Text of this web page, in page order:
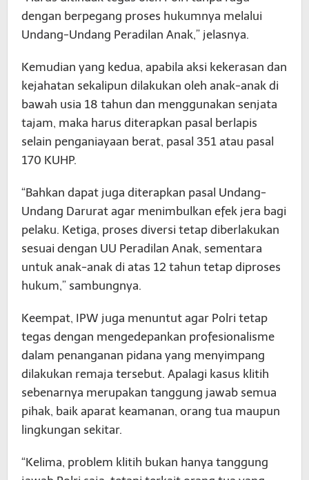
dengan berpegang proses hukumnya melalui
Undang-Undang Peradilan Anak,” jelasnya.
Kemudian yang kedua, apabila aksi kekerasan dan
kejahatan sekalipun dilakukan oleh anak-anak di
bawah usia 18 tahun dan menggunakan senjata
tajam, maka harus diterapkan pasal berlapis
selain penganiayaan berat, pasal 351 atau pasal
170 KUHP.
“Bahkan dapat juga diterapkan pasal Undang-
Undang Darurat agar menimbulkan efek jera bagi
pelaku. Ketiga, proses diversi tetap diberlakukan
sesuai dengan UU Peradilan Anak, sementara
untuk anak-anak di atas 12 tahun tetap diproses
hukum,” sambungnya.
Keempat, IPW juga menuntut agar Polri tetap
tegas dengan mengedepankan profesionalisme
dalam penanganan pidana yang menyimpang
dilakukan remaja tersebut. Apalagi kasus klitih
sebenarnya merupakan tanggung jawab semua
pihak, baik aparat keamanan, orang tua maupun
lingkungan sekitar.
“Kelima, problem klitih bukan hanya tanggung